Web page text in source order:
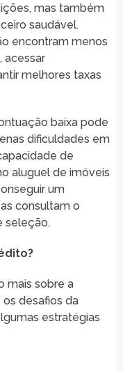
mas também
saudável.
encontram menos
acessar
melhores taxas
baixa pode
dificuldades em
de
aluguel de imóveis
um
consultam o
seleção.
mais sobre a
desafios da
estratégias